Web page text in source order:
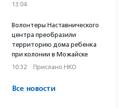
13:04
Волонтеры Наставнического
центра преобразили
территорию дома ребенка
при колонии в Можайске
10:32 · Прислано НКО
Все новости